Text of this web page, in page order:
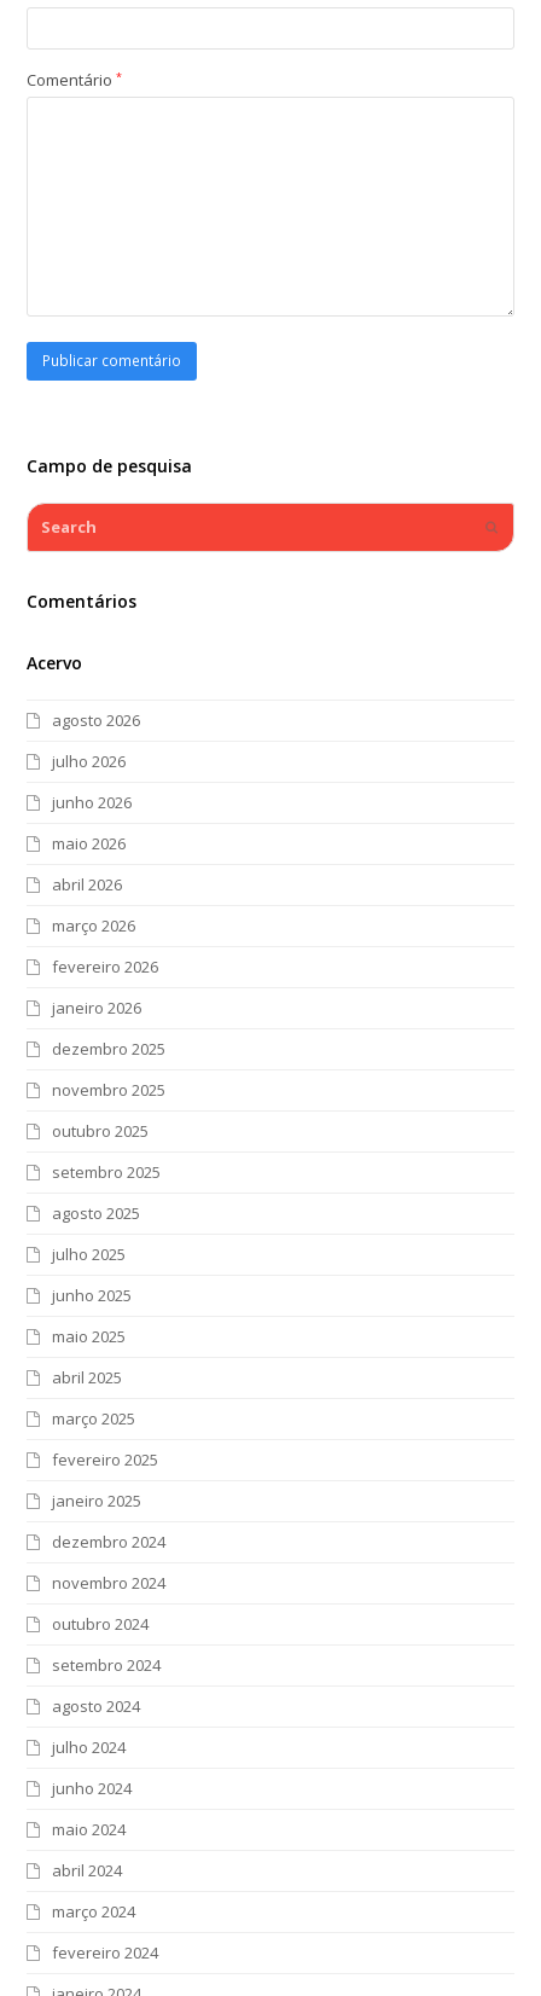
Comentário*
Campo de pesquisa
Search
Comentários
Acervo
agosto 2026
julho 2026
junho 2026
maio 2026
abril 2026
março 2026
fevereiro 2026
janeiro 2026
dezembro 2025
novembro 2025
outubro 2025
setembro 2025
agosto 2025
julho 2025
junho 2025
maio 2025
abril 2025
março 2025
fevereiro 2025
janeiro 2025
dezembro 2024
novembro 2024
outubro 2024
setembro 2024
agosto 2024
julho 2024
junho 2024
maio 2024
abril 2024
março 2024
fevereiro 2024